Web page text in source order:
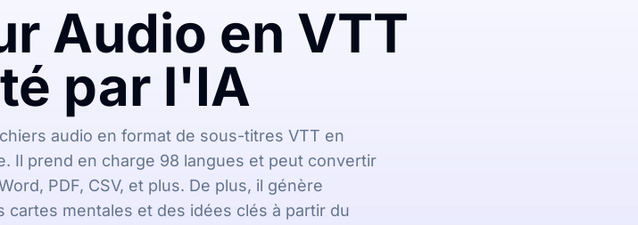
Audio en VTT
par l'IA
audio en format de sous-titres VTT en
Il prend en charge 98 langues et peut convertir
PDF, CSV, et plus. De plus, il génère
mentales et des idées clés à partir du